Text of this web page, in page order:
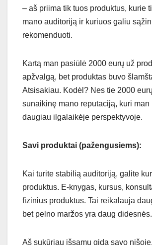
– aš priima tik tuos produktus, kurie
mano auditoriją ir kuriuos galiu
rekomenduoti.
Kartą man pasiūlė 2000 eurų už
apžvalgą, bet produktas buvo
Atsisakiau. Kodėl? Nes tie 2000
sunaikinę mano reputaciją, kuri man
daugiau ilgalaikėje perspektyvoje.
Savi produktai (pažengusiems):
Kai turite stabilią auditoriją, galite
produktus. E-knygas, kursus,
fizinius produktus. Tai reikalauja
bet pelno maržos yra daug didesnės.
Aš sukūriau išsamų gidą savo